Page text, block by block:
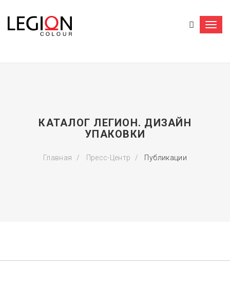
КАТАЛОГ ЛЕГИОН. ДИЗАЙН
УПАКОВКИ
Главная Пресс-Центр Публикации